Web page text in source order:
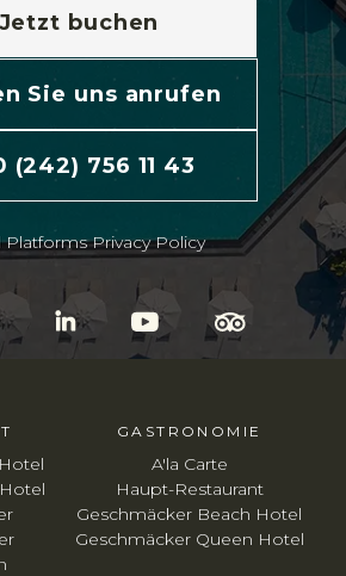
Jetzt buchen
Sie uns anrufen
(242) 756 11 43
GASTRONOMIE
A'la Carte
Haupt-Restaurant
Geschmäcker Beach Hotel
Geschmäcker Queen Hotel
Platforms Privacy Policy